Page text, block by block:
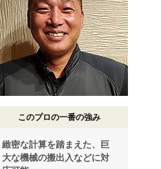
このプロの一番の強み
緻密な計算を踏まえた、巨
大な機械の搬出入などに対